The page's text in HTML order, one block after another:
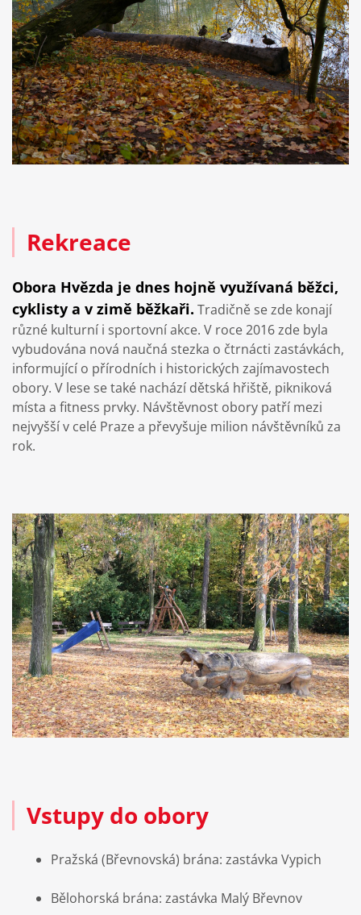
Rekreace
Obora Hvězda je dnes hojně využívaná běžci,
cyklisty a v zimě běžkaři. Tradičně se zde konají
různé kulturní i sportovní akce. V roce 2016 zde byla
vybudována nová naučná stezka o čtrnácti zastávkách,
informující o přírodních i historických zajímavostech
obory. V lese se také nachází dětská hřiště, pikniková
místa a fitness prvky. Návštěvnost obory patří mezi
nejvyšší v celé Praze a převyšuje milion návštěvníků za
rok.
Vstupy do obory
Pražská (Břevnovská) brána: zastávka Vypich
Bělohorská brána: zastávka Malý Břevnov